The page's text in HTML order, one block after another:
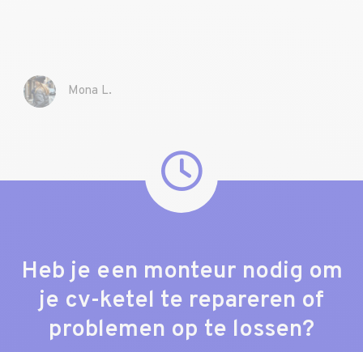
Mona L.
Heb je een monteur nodig om
je cv-ketel te repareren of
problemen op te lossen?